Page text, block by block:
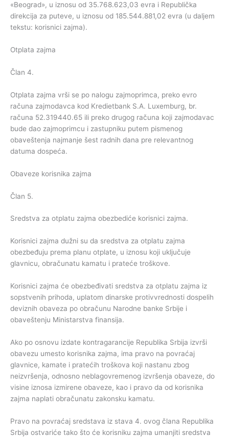
«Beograd», u iznosu od 35.768.623,03 evra i Republička
direkcija za puteve, u iznosu od 185.544.881,02 evra (u daljem
tekstu: korisnici zajma).
Otplata zajma
Član 4.
Otplata zajma vrši se po nalogu zajmoprimca, preko evro
računa zajmodavca kod Kredietbank S.A. Luxemburg, br.
računa 52.319440.65 ili preko drugog računa koji zajmodavac
bude dao zajmoprimcu i zastupniku putem pismenog
obaveštenja najmanje šest radnih dana pre relevantnog
datuma dospeća.
Obaveze korisnika zajma
Član 5.
Sredstva za otplatu zajma obezbediće korisnici zajma.
Korisnici zajma dužni su da sredstva za otplatu zajma
obezbeđuju prema planu otplate, u iznosu koji uključuje
glavnicu, obračunatu kamatu i prateće troškove.
Korisnici zajma će obezbeđivati sredstva za otplatu zajma iz
sopstvenih prihoda, uplatom dinarske protivvrednosti dospelih
deviznih obaveza po obračunu Narodne banke Srbije i
obaveštenju Ministarstva finansija.
Ako po osnovu izdate kontragarancije Republika Srbija izvrši
obavezu umesto korisnika zajma, ima pravo na povraćaj
glavnice, kamate i pratećih troškova koji nastanu zbog
neizvršenja, odnosno neblagovremenog izvršenja obaveze, do
visine iznosa izmirene obaveze, kao i pravo da od korisnika
zajma naplati obračunatu zakonsku kamatu.
Pravo na povraćaj sredstava iz stava 4. ovog člana Republika
Srbija ostvariće tako što će korisniku zajma umanjiti sredstva